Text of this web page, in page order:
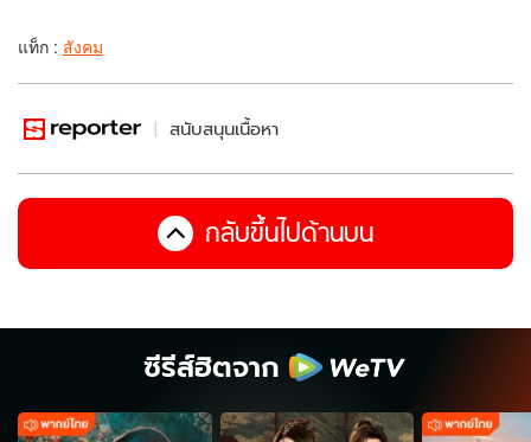
แท็ก : สังคม
สนับสนุนเนื้อหา
กลับขึ้นไปด้านบน
ซีรีส์ฮิตจาก